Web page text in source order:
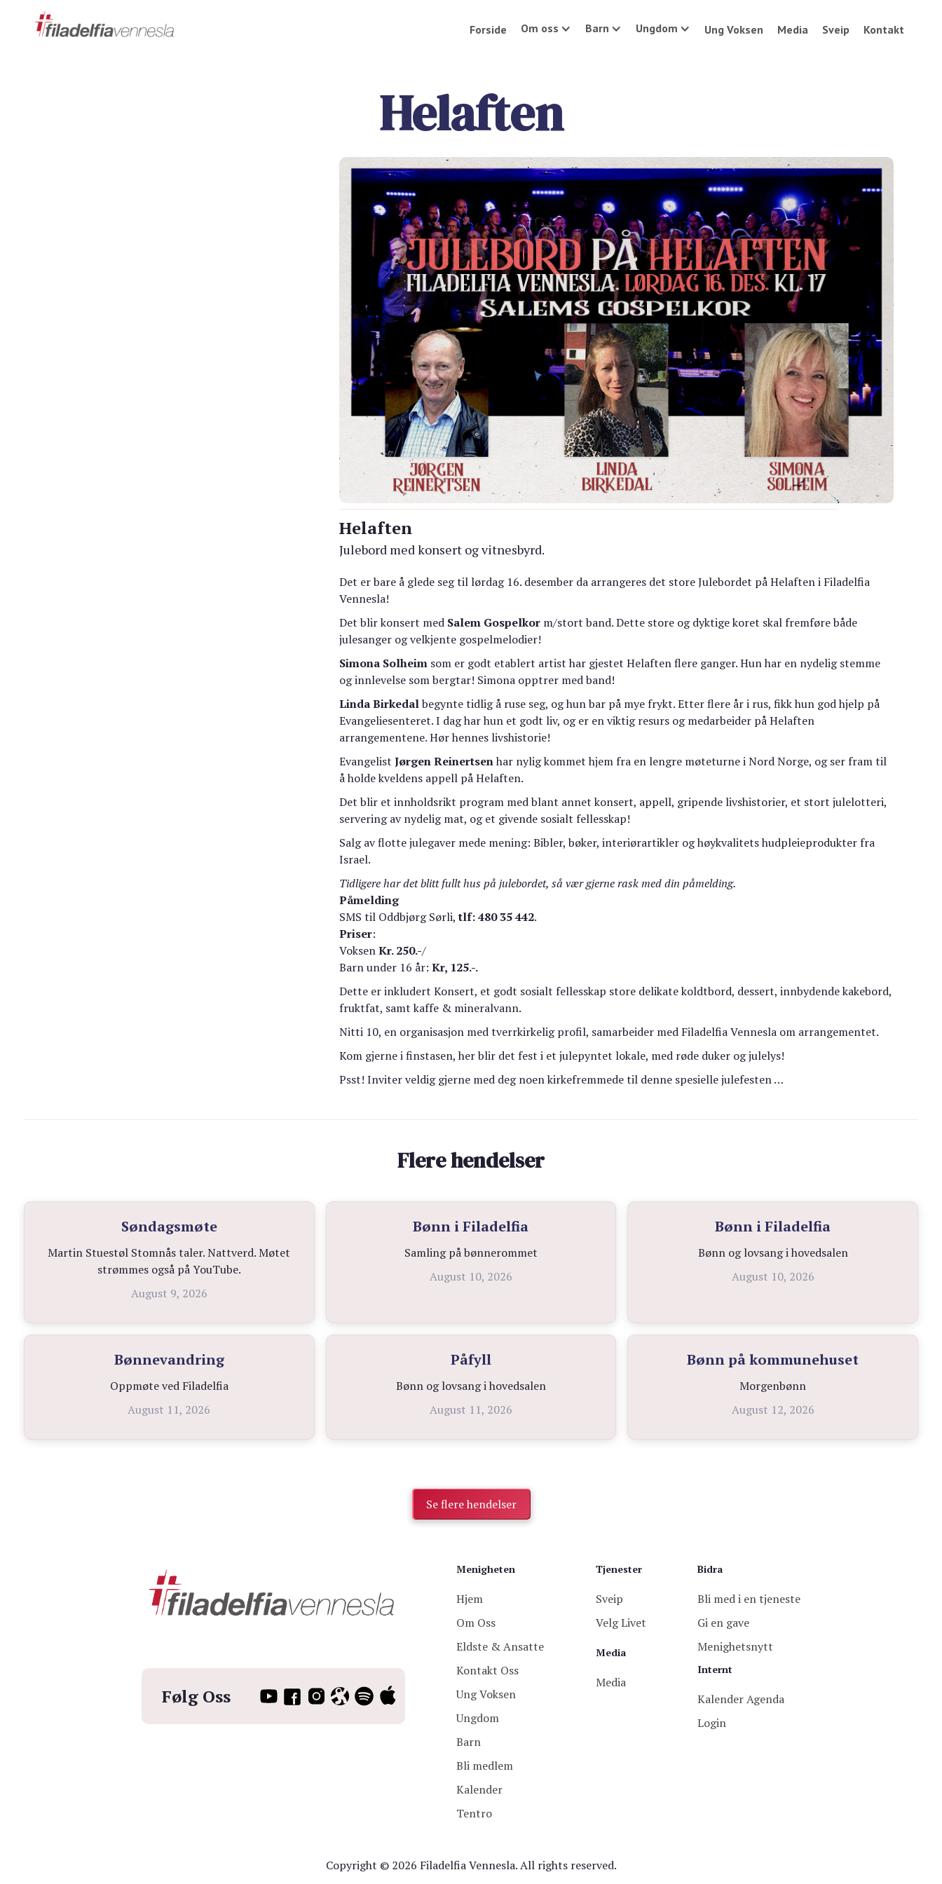
Forside Om oss Barn Ungdom Ung Voksen Media Sveip Kontakt
Helaften
Helaften
Julebord med konsert og vitnesbyrd.
Det er bare å glede seg til lørdag 16. desember da arrangeres det store Julebordet på Helaften i Filadelfia
Vennesla!
Det blir konsert med Salem Gospelkor m/stort band. Dette store og dyktige koret skal fremføre både
julesanger og velkjente gospelmelodier!
Simona Solheim som er godt etablert artist har gjestet Helaften flere ganger. Hun har en nydelig stemme
og innlevelse som bergtar! Simona opptrer med band!
Linda Birkedalbegynte tidlig å ruse seg, og hun bar på mye frykt. Etter flere år i rus, fikk hun god hjelp på
Evangeliesenteret. I dag har hun et godt liv, og er en viktig resurs og medarbeider på Helaften
arrangementene. Hør hennes livshistorie!
EvangelistJørgen Reinertsenhar nylig kommet hjem fra en lengre møteturne i Nord Norge, og ser fram til
å holde kveldens appell på Helaften.
Det blir et innholdsrikt program med blant annet konsert, appell, gripende livshistorier, et stort julelotteri,
servering av nydelig mat, og et givende sosialt fellesskap!
Salg av flotte julegaver mede mening: Bibler, bøker, interiørartikler og høykvalitets hudpleieprodukter fra
Israel.
Tidligere har det blitt fullt hus på julebordet, så vær gjerne rask med din påmelding.
Påmelding
SMS til Oddbjørg Sørli,tlf: 480 35 442.
Priser:
VoksenKr. 250.-/
Barn under 16 år:Kr, 125.-.
Dette er inkludert Konsert, et godt sosialt fellesskap store delikate koldtbord, dessert, innbydende kakebord,
fruktfat, samt kaffe & mineralvann.
Nitti 10, en organisasjon med tverrkirkelig profil, samarbeider med Filadelfia Vennesla om arrangementet.
Kom gjerne i finstasen, her blir det fest i et julepyntet lokale, med røde duker og julelys!
Psst! Inviter veldig gjerne med deg noen kirkefremmede til denne spesielle julefesten …
Flere hendelser
Søndagsmøte
Martin Stuestøl Stomnås taler. Nattverd. Møtet
strømmes også på YouTube.
August 9, 2026
Bønn i Filadelfia
Samling på bønnerommet
August 10, 2026
Bønn i Filadelfia
Bønn og lovsang i hovedsalen
August 10, 2026
Bønnevandring
Oppmøte ved Filadelfia
August 11, 2026
Påfyll
Bønn og lovsang i hovedsalen
August 11, 2026
Bønn på kommunehuset
Morgenbønn
August 12, 2026
Se flere hendelser
Følg Oss
Menigheten
Hjem
Om Oss
Eldste & Ansatte
Kontakt Oss
Ung Voksen
Ungdom
Barn
Bli medlem
Kalender
Tentro
Tjenester
Sveip
Velg Livet
Media
Media
Bidra
Bli med i en tjeneste
Gi en gave
Menighetsnytt
Internt
Kalender Agenda
Login
Copyright © 2026 Filadelfia Vennesla. All rights reserved.